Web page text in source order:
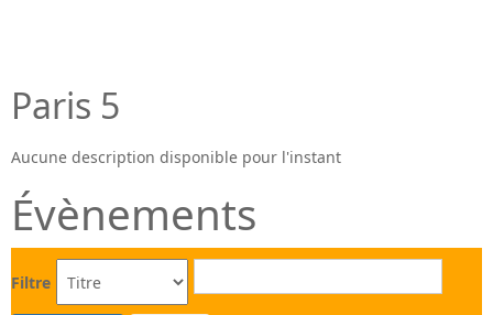
Paris 5
Aucune description disponible pour l'instant
Évènements
Filtre